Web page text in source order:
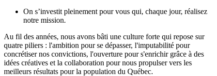
On s’investit pleinement pour vous qui, chaque jour, réalisez
notre mission.
Au fil des années, nous avons bâti une culture forte qui repose sur
quatre piliers : l'ambition pour se dépasser, l'imputabilité pour
concrétiser nos convictions, l'ouverture pour s'enrichir grâce à des
idées créatives et la collaboration pour nous propulser vers les
meilleurs résultats pour la population du Québec.